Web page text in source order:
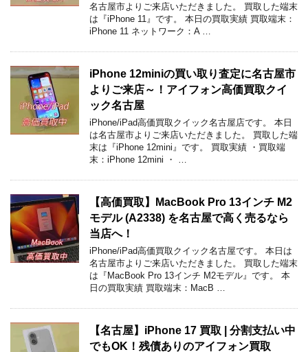
名古屋市よりご来店いただきました。 買取した端末
は『iPhone 11』です。 本日の買取実績 買取端末：
iPhone 11 ネットワーク：A …
iPhone 12miniの買い取り査定に名古屋市
よりご来店～！アイフォン高価買取クイ
ック名古屋
iPhone/iPad高価買取クイック名古屋店です。 本日
は名古屋市よりご来店いただきました。 買取した端
末は『iPhone 12mini』です。 買取実績 ・買取端
末：iPhone 12mini ・ …
【高価買取】MacBook Pro 13インチ M2
モデル (A2338) を名古屋で高く売るなら
当店へ！
iPhone/iPad高価買取クイック名古屋です。 本日は
名古屋市よりご来店いただきました。 買取した端末
は『MacBook Pro 13インチ M2モデル』です。 本
日の買取実績 買取端末：MacB …
【名古屋】iPhone 17 買取 | 分割支払い中
でもOK！残債ありのアイフォン買取